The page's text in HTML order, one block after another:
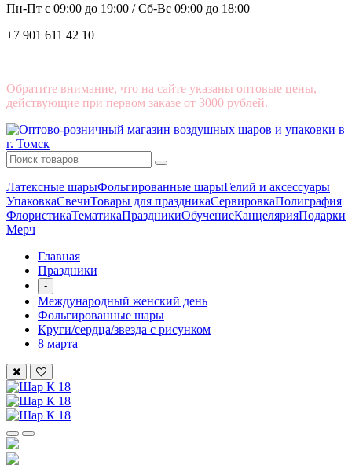
Пн-Пт с 09:00 до 19:00 /Сб-Вс 09:00 до 18:00
+7 901 611 42 10
Обратите внимание, что на сайте указаны оптовые цены,
действующие при первом заказе от 3000 рублей.
Латексные шарыФольгированные шарыГелий и аксессуары
УпаковкаСвечиТовары для праздникаСервировкаПолиграфия
ФлористикаТематикаПраздникиОбучениеКанцелярияПодарки
Мерч
Главная
Праздники
-
Международный женский день
Фольгированные шары
Круги/сердца/звезда с рисунком
8 марта